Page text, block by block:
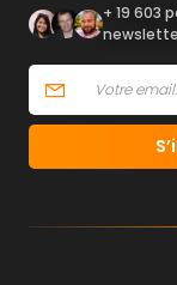
+ 19 603